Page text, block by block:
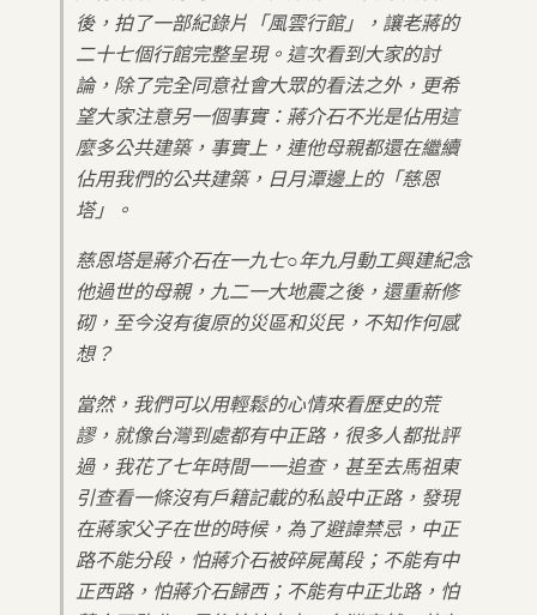
後，拍了一部紀錄片「風雲行館」，讓老蔣的
二十七個行館完整呈現。這次看到大家的討
論，除了完全同意社會大眾的看法之外，更希
望大家注意另一個事實：蔣介石不光是佔用這
麼多公共建築，事實上，連他母親都還在繼續
佔用我們的公共建築，日月潭邊上的「慈恩
塔」。
慈恩塔是蔣介石在一九七○年九月動工興建紀念
他過世的母親，九二一大地震之後，還重新修
砌，至今沒有復原的災區和災民，不知作何感
想？
當然，我們可以用輕鬆的心情來看歷史的荒
謬，就像台灣到處都有中正路，很多人都批評
過，我花了七年時間一一追查，甚至去馬祖東
引查看一條沒有戶籍記載的私設中正路，發現
在蔣家父子在世的時候，為了避諱禁忌，中正
路不能分段，怕蔣介石被碎屍萬段；不能有中
正西路，怕蔣介石歸西；不能有中正北路，怕